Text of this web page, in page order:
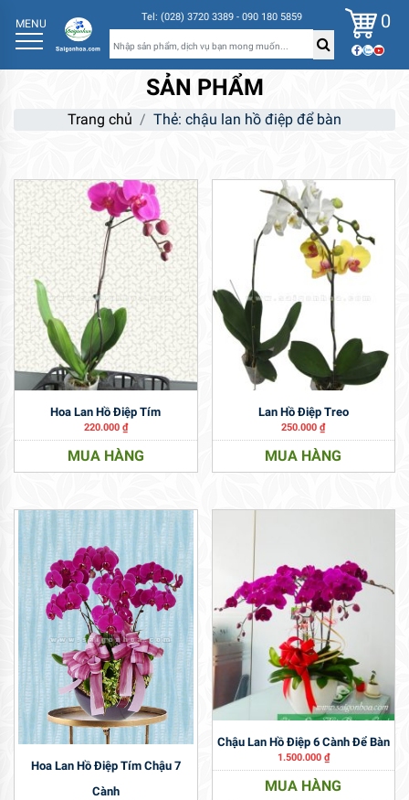
MENU Tel: (028) 3720 3389 - 090 180 5859 0
SẢN PHẨM
Trang chủ Thẻ: chậu lan hồ điệp để bàn
Hoa Lan Hồ Điệp Tím
220.000 ₫
MUA HÀNG
Lan Hồ Điệp Treo
250.000₫
MUA HÀNG
Hoa Lan Hồ Điệp Tím Chậu 7
Cành
Chậu Lan Hồ Điệp 6 Cành Để Bàn
1.500.000 ₫
MUA HÀNG